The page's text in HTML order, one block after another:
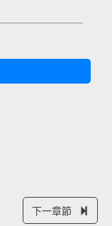
下一章節